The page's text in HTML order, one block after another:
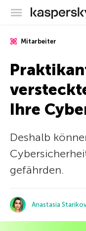
Mitarbeiter
Ihre
Deshalb
gefährden.
Anastasia